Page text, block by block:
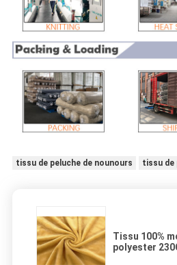
tissu de peluche de nounours tissu de
Tissu 100%
polyester